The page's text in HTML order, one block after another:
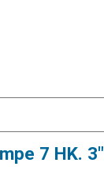
7 HK. 3"